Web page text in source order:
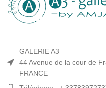
GALERIE A3
44 Avenue de la cour de
FRANCE